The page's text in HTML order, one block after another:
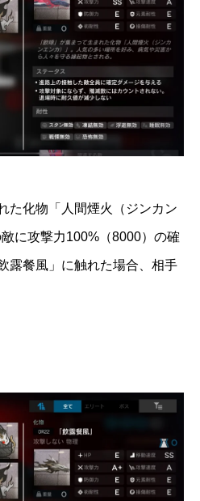
た化物「人間煙火（ジンカン
に攻撃力100%（8000）の確
露餐風」に触れた場合、相手